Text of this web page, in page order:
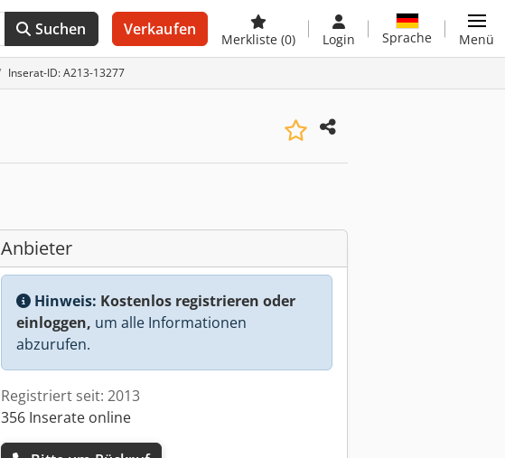
Suchen Verkaufen
Merkliste (0) Login Sprache Menü
Inserat-ID: A213-13277
Anbieter
Hinweis: Kostenlos registrieren oder
einloggen, um alle Informationen
abzurufen.
Registriert seit: 2013
356 Inserate online